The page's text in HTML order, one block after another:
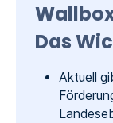
Das
Aktuell